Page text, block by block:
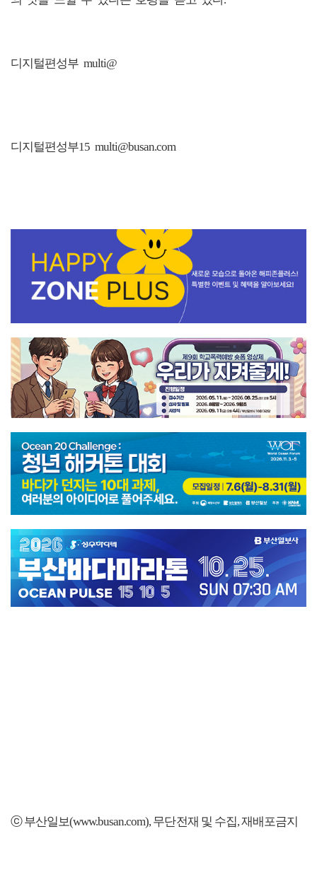
디지털편성부 multi@
디지털편성부15 multi@busan.com
ⓒ 부산일보(www.busan.com), 무단전재 및 수집, 재배포금지